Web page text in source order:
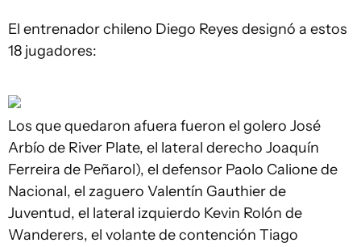
El entrenador chileno Diego Reyes designó a estos
18 jugadores:
Los que quedaron afuera fueron el golero José
Arbío de River Plate, el lateral derecho Joaquín
Ferreira de Peñarol), el defensor Paolo Calione de
Nacional, el zaguero Valentín Gauthier de
Juventud, el lateral izquierdo Kevin Rolón de
Wanderers, el volante de contención Tiago